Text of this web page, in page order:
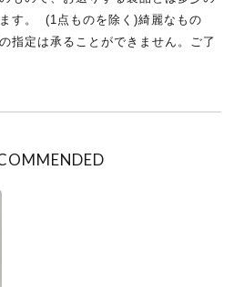
す。 (1点ものを除く)綺麗なもの
指定は承ることができません。ご了